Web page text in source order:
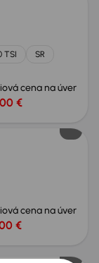
TSI
SR
cena na úver
€
cena na úver
€